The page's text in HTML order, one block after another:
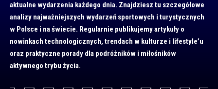
aktualne wydarzenia każdego dnia. Znajdziesz tu szczegółowe
analizy najważniejszych wydarzeń sportowych i turystycznych
w Polsce i na świecie. Regularnie publikujemy artykuły o
nowinkach technologicznych, trendach w kulturze i lifestyle’u
oraz praktyczne porady dla podróżników i miłośników
aktywnego trybu życia.